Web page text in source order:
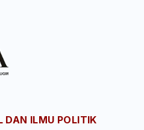
DAN ILMU POLITIK